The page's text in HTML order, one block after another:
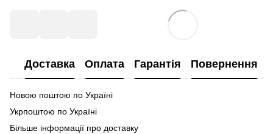
Доставка Оплата Гарантія Повернення
Новою поштою по Україні
Укрпоштою по Україні
Більше інформації про доставку